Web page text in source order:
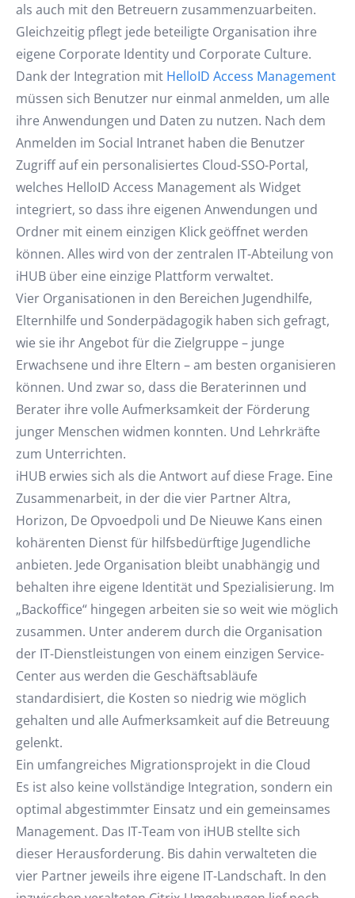
als auch mit den Betreuern zusammenzuarbeiten.
Gleichzeitig pflegt jede beteiligte Organisation ihre
eigene Corporate Identity und Corporate Culture.
Dank der Integration mit HelloID Access Management
müssen sich Benutzer nur einmal anmelden, um alle
ihre Anwendungen und Daten zu nutzen. Nach dem
Anmelden im Social Intranet haben die Benutzer
Zugriff auf ein personalisiertes Cloud-SSO-Portal,
welches HelloID Access Management als Widget
integriert, so dass ihre eigenen Anwendungen und
Ordner mit einem einzigen Klick geöffnet werden
können. Alles wird von der zentralen IT-Abteilung von
iHUB über eine einzige Plattform verwaltet.
Vier Organisationen in den Bereichen Jugendhilfe,
Elternhilfe und Sonderpädagogik haben sich gefragt,
wie sie ihr Angebot für die Zielgruppe – junge
Erwachsene und ihre Eltern – am besten organisieren
können. Und zwar so, dass die Beraterinnen und
Berater ihre volle Aufmerksamkeit der Förderung
junger Menschen widmen konnten. Und Lehrkräfte
zum Unterrichten.
iHUB erwies sich als die Antwort auf diese Frage. Eine
Zusammenarbeit, in der die vier Partner Altra,
Horizon, De Opvoedpoli und De Nieuwe Kans einen
kohärenten Dienst für hilfsbedürftige Jugendliche
anbieten. Jede Organisation bleibt unabhängig und
behalten ihre eigene Identität und Spezialisierung. Im
„Backoffice“ hingegen arbeiten sie so weit wie möglich
zusammen. Unter anderem durch die Organisation
der IT-Dienstleistungen von einem einzigen Service-
Center aus werden die Geschäftsabläufe
standardisiert, die Kosten so niedrig wie möglich
gehalten und alle Aufmerksamkeit auf die Betreuung
gelenkt.
Ein umfangreiches Migrationsprojekt in die Cloud
Es ist also keine vollständige Integration, sondern ein
optimal abgestimmter Einsatz und ein gemeinsames
Management. Das IT-Team von iHUB stellte sich
dieser Herausforderung. Bis dahin verwalteten die
vier Partner jeweils ihre eigene IT-Landschaft. In den